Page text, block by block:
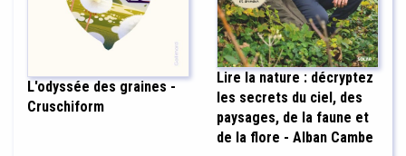
L'odyssée des graines -
Cruschiform
Lire la nature : décryptez
les secrets du ciel, des
paysages, de la faune et
de la flore - Alban Cambe